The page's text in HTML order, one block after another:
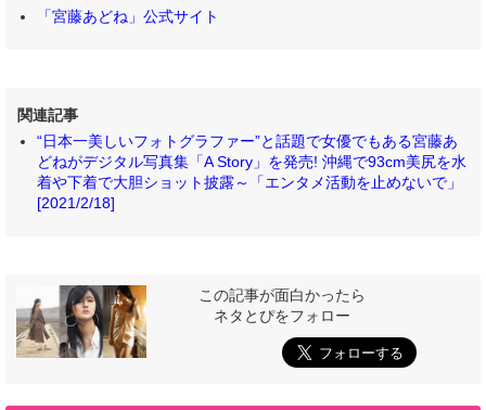
「宮藤あどね」公式サイト
関連記事
“日本一美しいフォトグラファー”と話題で女優でもある宮藤あ
どねがデジタル写真集「A Story」を発売! 沖縄で93cm美尻を水
着や下着で大胆ショット披露～「エンタメ活動を止めないで」
[2021/2/18]
この記事が面白かったら
ネタとぴをフォロー